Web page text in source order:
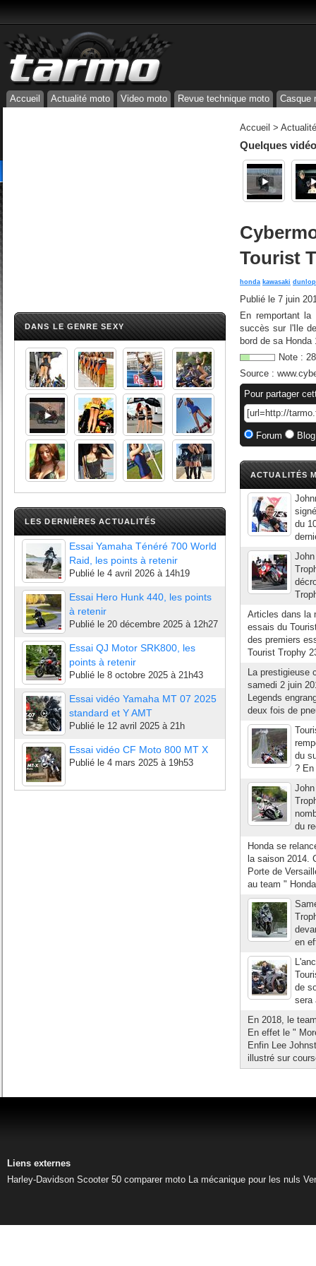
Accueil Actualité moto Video moto Revue technique moto Casque
DANS LE GENRE SEXY
LES DERNIÈRES ACTUALITÉS
Essai Yamaha Ténéré 700 World
Raid, les points à retenir
Publié le 4 avril 2026 à 14h19
Essai Hero Hunk 440, les points
à retenir
Publié le 20 décembre 2025 à 12h27
Essai QJ Motor SRK800, les
points à retenir
Publié le 8 octobre 2025 à 21h43
Essai vidéo Yamaha MT 07 2025
standard et Y AMT
Publié le 12 avril 2025 à 21h
Essai vidéo CF Moto 800 MT X
Publié le 4 mars 2025 à 19h53
Accueil >
Quelques
Tourist
honda kawasaki dunlop
Publié le 7 juin
En remportant
succès sur l'Ile
bord de sa
Note : 28
Source :
Pour partager
Forum
ACTUALITÉS
du
Articles dans la
essais du
des premiers
Tourist Trophy
La prestigieuse
samedi 2 juin
Legends
deux fois de
du
? En
du
Honda se
la saison 2014.
Porte de
au team "
en
de
sera
En 2018, le
En effet le "
Enfin Lee
illustré sur
Liens externes
Harley-Davidson Scooter 50 comparer moto La mécanique pour les nuls